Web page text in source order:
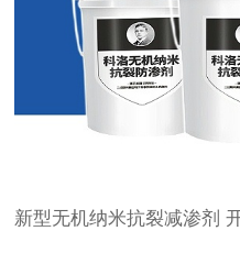
新型无机纳米抗裂减渗剂